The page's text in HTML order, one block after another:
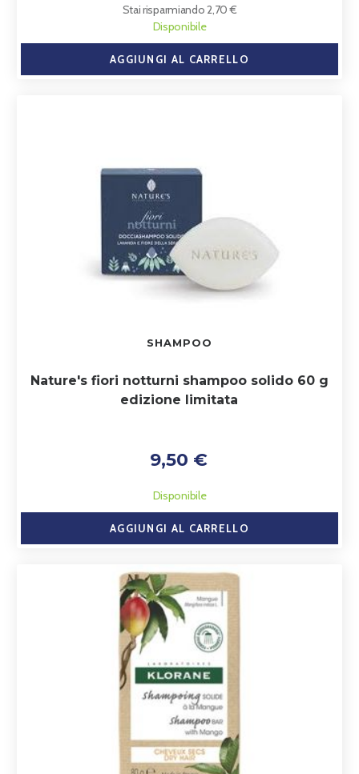
Stai risparmiando 2,70 €
Disponibile
AGGIUNGI AL CARRELLO
SHAMPOO
Nature's fiori notturni shampoo solido 60 g
edizione limitata
9,50 €
Disponibile
AGGIUNGI AL CARRELLO